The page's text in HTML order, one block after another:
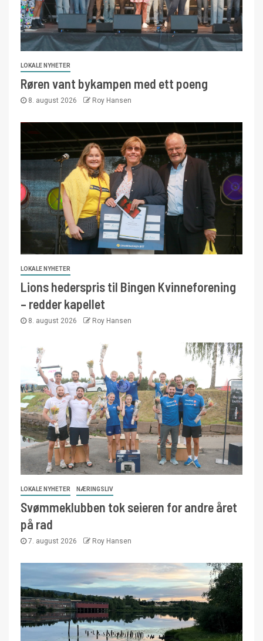
LOKALE NYHETER
Røren vant bykampen med ett poeng
8. august 2026 Roy Hansen
LOKALE NYHETER
Lions hederspris til Bingen Kvinneforening
– redder kapellet
8. august 2026 Roy Hansen
LOKALE NYHETER NÆRINGSLIV
Svømmeklubben tok seieren for andre året
på rad
7. august 2026 Roy Hansen